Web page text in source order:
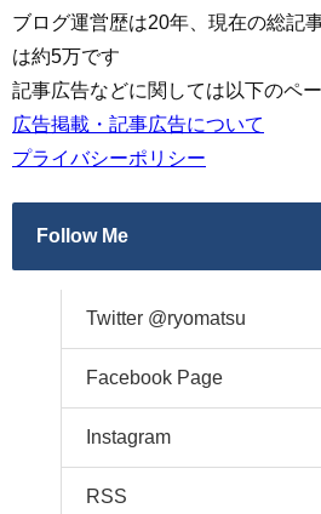
ブログ運営歴は20年、現在の総記
は約5万です
記事広告などに関しては以下のペ
広告掲載・記事広告について
プライバシーポリシー
Follow Me
Twitter @ryomatsu
Facebook Page
Instagram
RSS